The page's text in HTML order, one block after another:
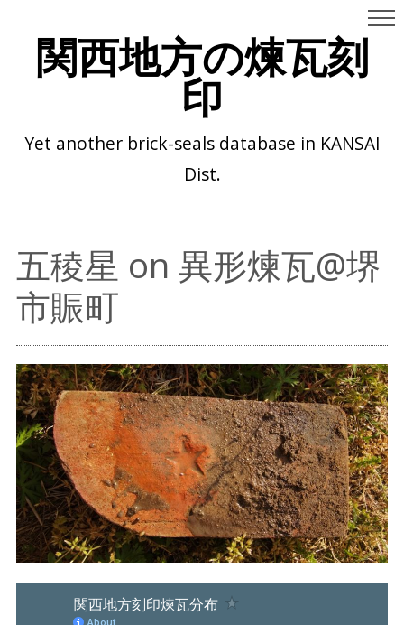
関西地方の煉瓦刻
印
Yet another brick-seals database in KANSAI
Dist.
五稜星 on 異形煉瓦@堺
市賑町